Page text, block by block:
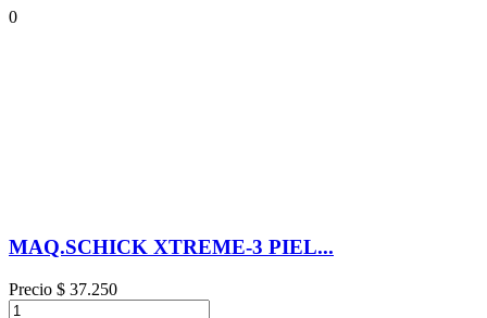
0
MAQ.SCHICK XTREME-3 PIEL...
Precio $ 37.250